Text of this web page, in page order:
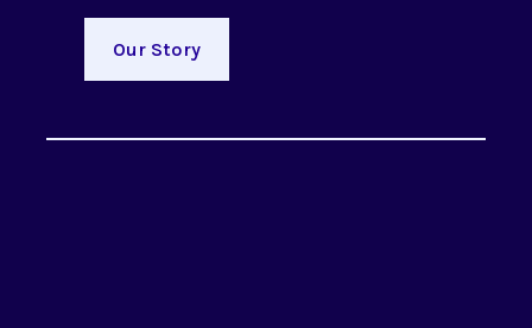
Our Story